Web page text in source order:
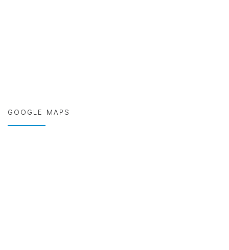
GOOGLE MAPS